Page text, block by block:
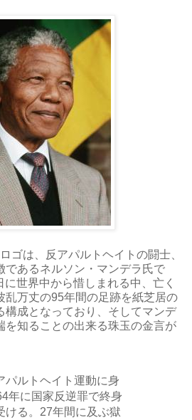
ゴは、反アパルトヘイトの闘士、
であるネルソン・マンデラ氏で
世界中から惜しまれる中、亡く
乱万丈の95年間の足跡を紙芝居の
構成となっており、そしてマンデ
を知ることの出来る珠玉の金言が
パルトヘイト運動に身
年に国家反逆罪で終身
ける。27年間に及ぶ獄